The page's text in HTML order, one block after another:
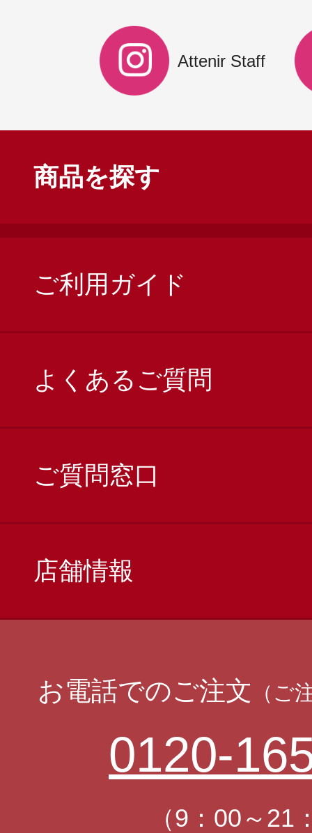
Attenir Staff
商品を探す
ご利用ガイド
よくあるご質問
ご質問窓口
店舗情報
お電話でのご注文 （ご
0120-
（9：00～21